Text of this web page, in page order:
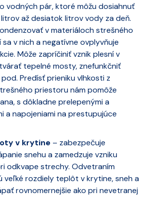
vodných pár, ktoré môžu dosiahnuť
až desiatok litrov vody za deň.
v materiáloch strešného
v nich a negatívne ovplyvňuje
Môže zapríčiniť vznik plesní v
tepelné mosty, znefunkčniť
Predísť prieniku vlhkosti z
priestoru nám pomôže
s dôkladne prelepenými a
a napojeniami na prestupujúce
v krytine – zabezpečuje
snehu a zamedzuje vzniku
odkvape strechy. Odvetraním
veľké rozdiely teplôt v krytine, sneh a
rovnomernejšie ako pri nevetranej